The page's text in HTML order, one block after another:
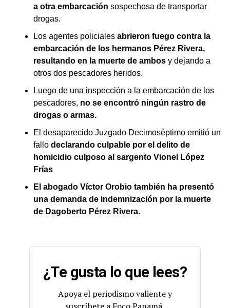
a otra embarcación sospechosa de transportar
drogas.
Los agentes policiales abrieron fuego contra la
embarcación de los hermanos Pérez Rivera,
resultando en la muerte de ambos y dejando a
otros dos pescadores heridos.
Luego de una inspección a la embarcación de los
pescadores, no se encontró ningún rastro de
drogas o armas.
El desaparecido Juzgado Decimoséptimo emitió un
fallo declarando culpable por el delito de
homicidio culposo al sargento Vionel López
Frías
El abogado Víctor Orobio también ha presentó
una demanda de indemnización por la muerte
de Dagoberto Pérez Rivera.
¿Te gusta lo que lees?
Apoya el periodismo valiente y